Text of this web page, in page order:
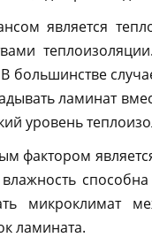
является
теплоизоляции.
большинстве
ламинат
уровень
микроклимат
ламината.